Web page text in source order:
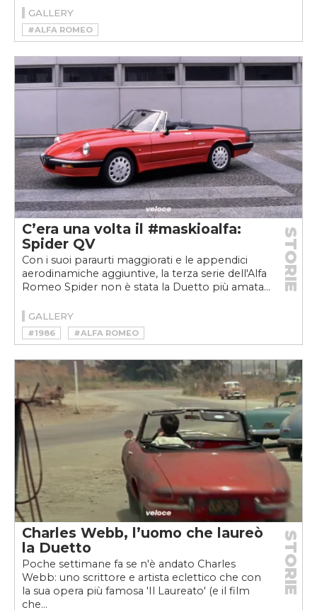
GALLERY
#ALFA ROMEO
#ALFA ROMEO GIULIETTA SPIDER
#DUETTO
#GIULIETTA
#GIULIETTA SPIDER
#HOFFMAN
#MAX HOFFMAN
C’era una volta il #maskioalfa:
Spider QV
Con i suoi paraurti maggiorati e le appendici
aerodinamiche aggiuntive, la terza serie dell'Alfa
Romeo Spider non è stata la Duetto più amata...
STORIE
GALLERY
#1986
#ALFA ROMEO
#ALFA ROMEO DUETTO
#ALFA ROMEO SPIDER
#ALFA ROMEO SPIDER QUADRIFOGLIO VERDE
#C’ERA UNA VOLTA IL MASCHIO ALFA
#DUETTO
#MASCHIO ALFA
#SPIDER
#SPIDER QUADRIFOGLIO VERDE
Charles Webb, l’uomo che laureò
la Duetto
Poche settimane fa se n'è andato Charles
Webb: uno scrittore e artista eclettico che con
la sua opera più famosa 'Il Laureato' (e il film
che...
STORIE